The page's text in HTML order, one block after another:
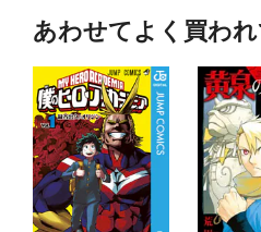
あわせてよく買わ